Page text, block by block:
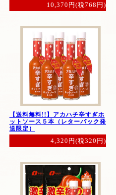
10,370円(税768円)
【送料無料!!】アカハチ辛すぎホ
ットソース５本（レターパック発
送限定）
4,320円(税320円)